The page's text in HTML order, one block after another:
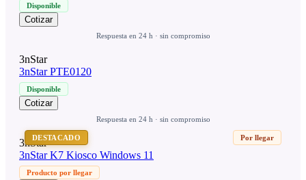
Disponible
Cotizar
Respuesta en 24 h · sin compromiso
3nStar
3nStar PTE0120
Disponible
Cotizar
Respuesta en 24 h · sin compromiso
Por llegar
DESTACADO
3nStar
3nStar K7 Kiosco Windows 11
Producto por llegar